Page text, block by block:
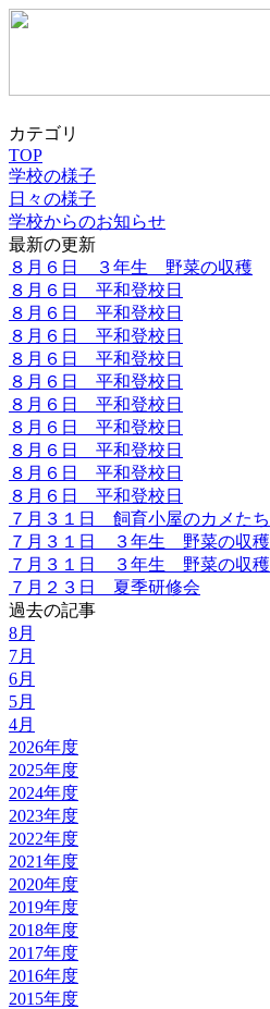
カテゴリ
TOP
学校の様子
日々の様子
学校からのお知らせ
最新の更新
８月６日 ３年生 野菜の収穫
８月６日 平和登校日
８月６日 平和登校日
８月６日 平和登校日
８月６日 平和登校日
８月６日 平和登校日
８月６日 平和登校日
８月６日 平和登校日
８月６日 平和登校日
８月６日 平和登校日
８月６日 平和登校日
７月３１日 飼育小屋のカメたち
７月３１日 ３年生 野菜の収穫
７月３１日 ３年生 野菜の収穫
７月２３日 夏季研修会
過去の記事
8月
7月
6月
5月
4月
2026年度
2025年度
2024年度
2023年度
2022年度
2021年度
2020年度
2019年度
2018年度
2017年度
2016年度
2015年度